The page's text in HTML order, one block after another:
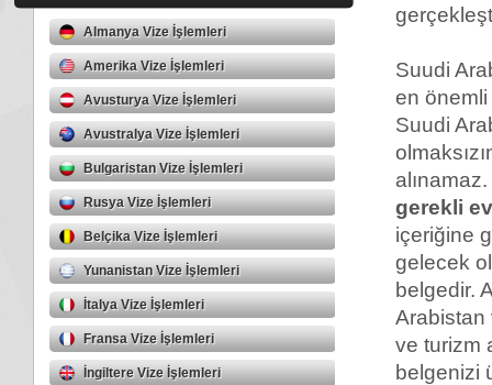
Almanya Vize İşlemleri
Amerika Vize İşlemleri
Avusturya Vize İşlemleri
Avustralya Vize İşlemleri
Bulgaristan Vize İşlemleri
Rusya Vize İşlemleri
Belçika Vize İşlemleri
Yunanistan Vize İşlemleri
İtalya Vize İşlemleri
Fransa Vize İşlemleri
İngiltere Vize İşlemleri
Suudi
en
Suudi
gerekli
içeriğine
gelecek
belgedir.
Arabistan
ve turizm
belgenizi